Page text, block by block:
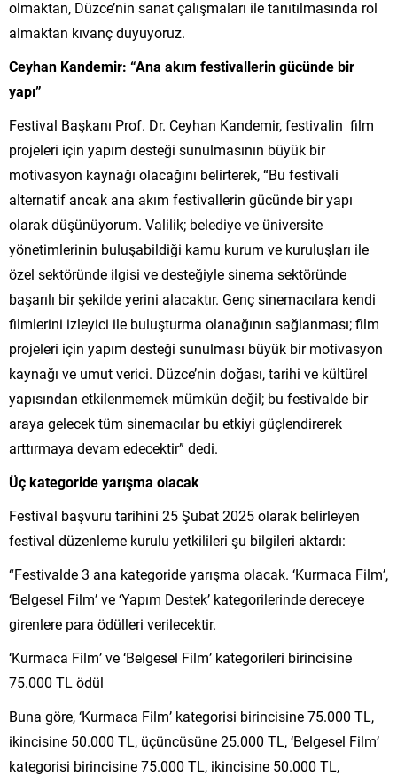
olmaktan, Düzce’nin sanat çalışmaları ile tanıtılmasında rol
almaktan kıvanç duyuyoruz.
Ceyhan Kandemir: “Ana akım festivallerin gücünde bir
yapı”
Festival Başkanı Prof. Dr. Ceyhan Kandemir, festivalin film
projeleri için yapım desteği sunulmasının büyük bir
motivasyon kaynağı olacağını belirterek, “Bu festivali
alternatif ancak ana akım festivallerin gücünde bir yapı
olarak düşünüyorum. Valilik; belediye ve üniversite
yönetimlerinin buluşabildiği kamu kurum ve kuruluşları ile
özel sektöründe ilgisi ve desteğiyle sinema sektöründe
başarılı bir şekilde yerini alacaktır. Genç sinemacılara kendi
filmlerini izleyici ile buluşturma olanağının sağlanması; film
projeleri için yapım desteği sunulması büyük bir motivasyon
kaynağı ve umut verici. Düzce’nin doğası, tarihi ve kültürel
yapısından etkilenmemek mümkün değil; bu festivalde bir
araya gelecek tüm sinemacılar bu etkiyi güçlendirerek
arttırmaya devam edecektir” dedi.
Üç kategoride yarışma olacak
Festival başvuru tarihini 25 Şubat 2025 olarak belirleyen
festival düzenleme kurulu yetkilileri şu bilgileri aktardı:
“Festivalde 3 ana kategoride yarışma olacak. ‘Kurmaca Film’,
‘Belgesel Film’ ve ‘Yapım Destek’ kategorilerinde dereceye
girenlere para ödülleri verilecektir.
‘Kurmaca Film’ ve ‘Belgesel Film’ kategorileri birincisine
75.000 TL ödül
Buna göre, ‘Kurmaca Film’ kategorisi birincisine 75.000 TL,
ikincisine 50.000 TL, üçüncüsüne 25.000 TL, ‘Belgesel Film’
kategorisi birincisine 75.000 TL, ikincisine 50.000 TL,